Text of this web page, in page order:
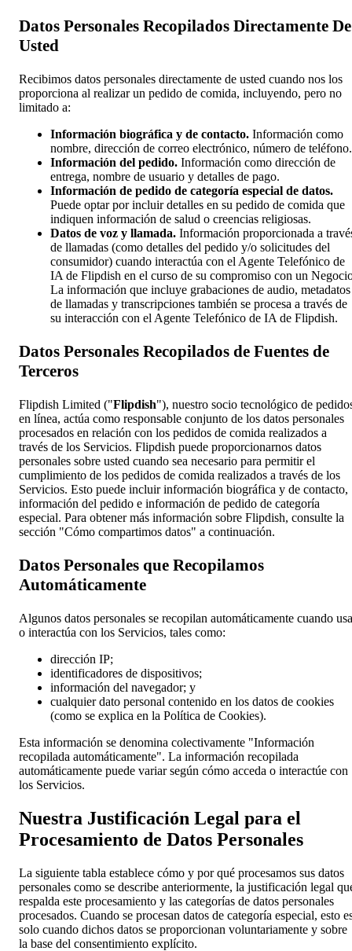
Datos Personales Recopilados Directamente De
Usted
Recibimos datos personales directamente de usted cuando nos los
proporciona al realizar un pedido de comida, incluyendo, pero no
limitado a:
Información biográfica y de contacto. Información como
nombre, dirección de correo electrónico, número de teléfono.
Información del pedido. Información como dirección de
entrega, nombre de usuario y detalles de pago.
Información de pedido de categoría especial de datos.
Puede optar por incluir detalles en su pedido de comida que
indiquen información de salud o creencias religiosas.
Datos de voz y llamada. Información proporcionada a
de llamadas (como detalles del pedido y/o solicitudes del
consumidor) cuando interactúa con el Agente Telefónico de
IA de Flipdish en el curso de su compromiso con un
La información que incluye grabaciones de audio, metadatos
de llamadas y transcripciones también se procesa a través de
su interacción con el Agente Telefónico de IA de Flipdish.
Datos Personales Recopilados de Fuentes de
Terceros
Flipdish Limited ("Flipdish"), nuestro socio tecnológico de
en línea, actúa como responsable conjunto de los datos personales
procesados en relación con los pedidos de comida realizados a
través de los Servicios. Flipdish puede proporcionarnos datos
personales sobre usted cuando sea necesario para permitir el
cumplimiento de los pedidos de comida realizados a través de los
Servicios. Esto puede incluir información biográfica y de contacto,
información del pedido e información de pedido de categoría
especial. Para obtener más información sobre Flipdish, consulte la
sección "Cómo compartimos datos" a continuación.
Datos Personales que Recopilamos
Automáticamente
Algunos datos personales se recopilan automáticamente cuando usa
o interactúa con los Servicios, tales como:
dirección IP;
identificadores de dispositivos;
información del navegador; y
cualquier dato personal contenido en los datos de cookies
(como se explica en la Política de Cookies).
Esta información se denomina colectivamente "Información
recopilada automáticamente". La información recopilada
automáticamente puede variar según cómo acceda o interactúe con
los Servicios.
Nuestra Justificación Legal para el
Procesamiento de Datos Personales
La siguiente tabla establece cómo y por qué procesamos sus datos
personales como se describe anteriormente, la justificación legal
respalda este procesamiento y las categorías de datos personales
procesados. Cuando se procesan datos de categoría especial, esto
solo cuando dichos datos se proporcionan voluntariamente y sobre
la base del consentimiento explícito.